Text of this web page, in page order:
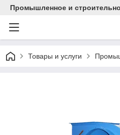
Промышленное и
Товары и услуги